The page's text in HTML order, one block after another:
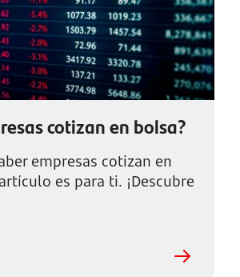
cotizan en bolsa?
empresas cotizan en
es para ti. ¡Descubre